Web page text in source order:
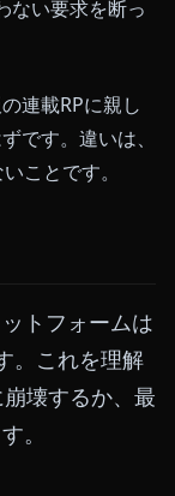
ない要求を断っ
連載RPに親し
です。違いは、
ことです。
トフォームは
。これを理解
壊するか、最
。